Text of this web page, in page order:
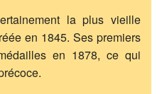
la plus vieille
en 1845. Ses premiers
en 1878, ce qui